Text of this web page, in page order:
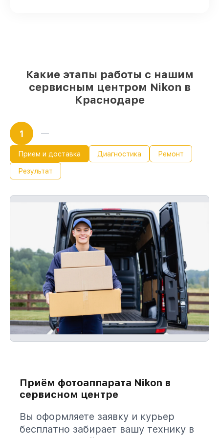
Какие этапы работы с нашим
сервисным центром Nikon в
Краснодаре
1
Прием и доставка Диагностика Ремонт
Результат
Приём фотоаппарата Nikon в
сервисном центре
Вы оформляете заявку и курьер
бесплатно забирает вашу технику в